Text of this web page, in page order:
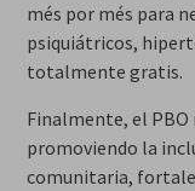
més por més para
psiquiátricos,
totalmente gratis.
Finalmente, el
promoviendo la
comunitaria,